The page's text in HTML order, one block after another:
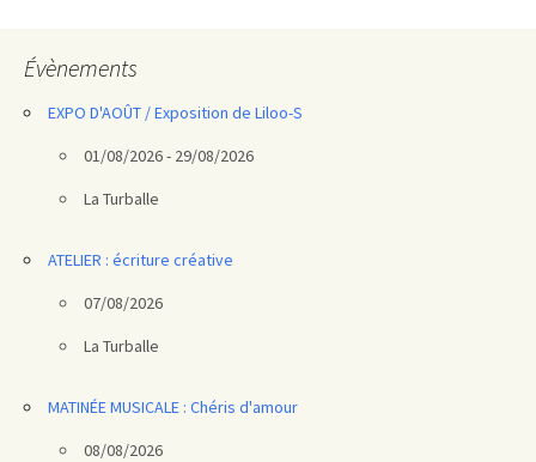
Évènements
EXPO D'AOÛT / Exposition de Liloo-S
01/08/2026 - 29/08/2026
La Turballe
ATELIER : écriture créative
07/08/2026
La Turballe
MATINÉE MUSICALE : Chéris d'amour
08/08/2026